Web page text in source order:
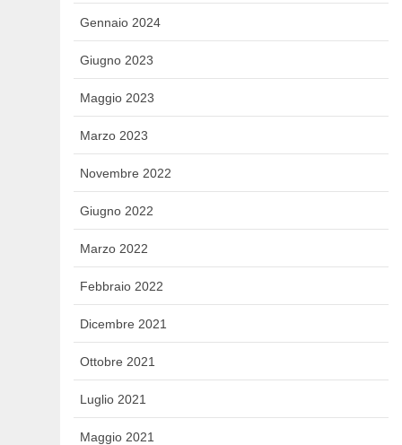
Gennaio 2024
Giugno 2023
Maggio 2023
Marzo 2023
Novembre 2022
Giugno 2022
Marzo 2022
Febbraio 2022
Dicembre 2021
Ottobre 2021
Luglio 2021
Maggio 2021